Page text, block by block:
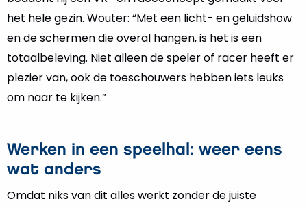
het hele gezin. Wouter: “Met een licht- en geluidshow
en de schermen die overal hangen, is het is een
totaalbeleving. Niet alleen de speler of racer heeft er
plezier van, ook de toeschouwers hebben iets leuks
om naar te kijken.”
Werken in een speelhal: weer eens
wat anders
Omdat niks van dit alles werkt zonder de juiste